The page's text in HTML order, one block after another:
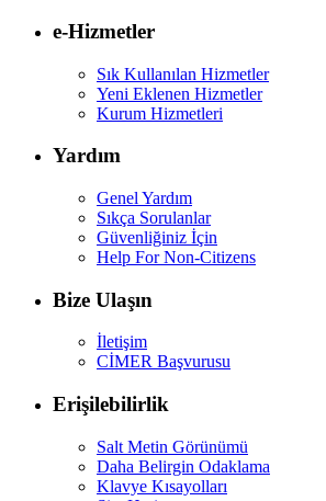
e-Hizmetler
Sık Kullanılan Hizmetler
Yeni Eklenen Hizmetler
Kurum Hizmetleri
Yardım
Genel Yardım
Sıkça Sorulanlar
Güvenliğiniz İçin
Help For Non-Citizens
Bize Ulaşın
İletişim
CİMER Başvurusu
Erişilebilirlik
Salt Metin Görünümü
Daha Belirgin Odaklama
Klavye Kısayolları